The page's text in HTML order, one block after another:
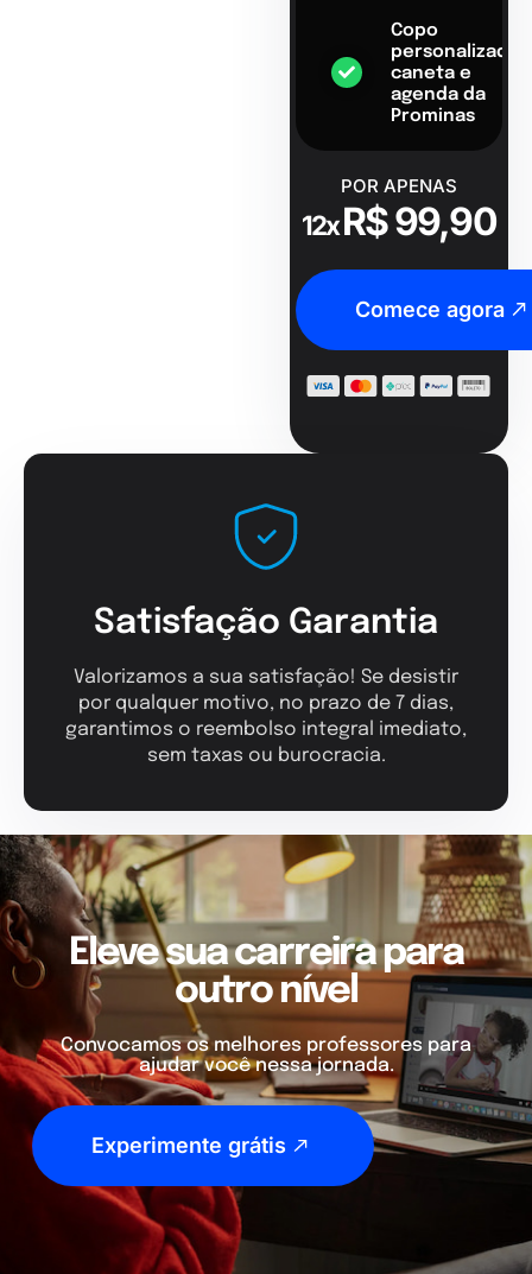
Copo
personalizado,
caneta e
agenda da
Prominas
POR APENAS
12xR$ 99,90
Comece agora
Satisfação Garantia
Valorizamos a sua satisfação! Se desistir
por qualquer motivo, no prazo de 7 dias,
garantimos o reembolso integral imediato,
sem taxas ou burocracia.
Eleve sua carreira para
outro nível
Convocamos os melhores professores para
ajudar você nessa jornada.
Experimente grátis